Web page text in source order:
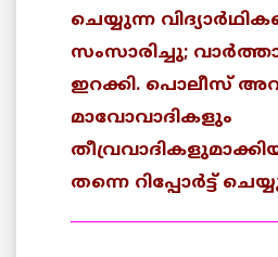
ചെയ്യുന്ന
സംസാരിച്ചു;
ഇറക്കി. പൊലീസ്
മാവോവാദികളും
തന്നെ റിപ്പോര്‍ട്ട്